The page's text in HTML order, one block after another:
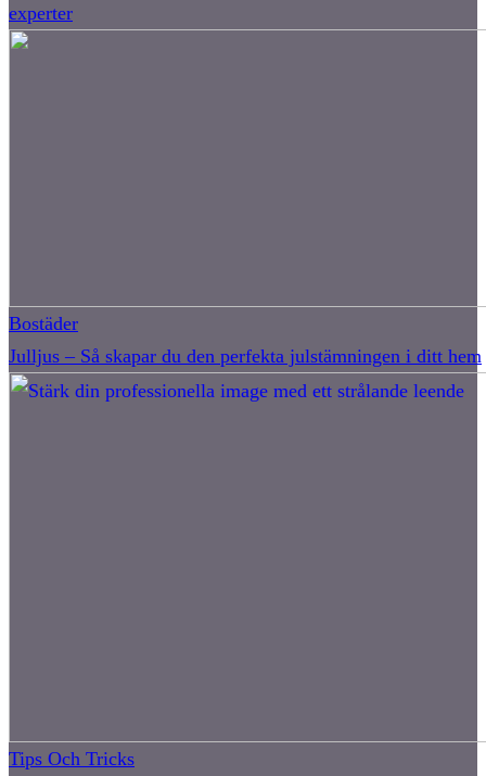
experter
Bostäder
Julljus – Så skapar du den perfekta julstämningen i ditt hem
Tips Och Tricks